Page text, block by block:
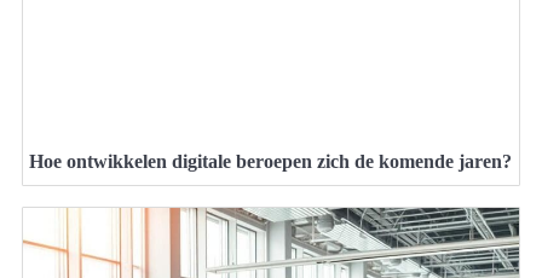
Hoe ontwikkelen digitale beroepen zich de komende jaren?